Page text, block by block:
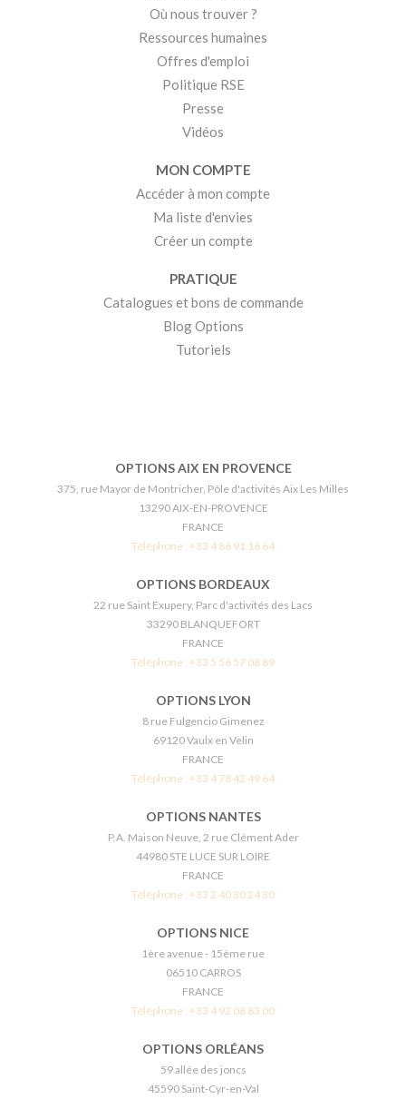
Où nous trouver ?
Ressources humaines
Offres d'emploi
Politique RSE
Presse
Vidéos
MON COMPTE
Accéder à mon compte
Ma liste d'envies
Créer un compte
PRATIQUE
Catalogues et bons de commande
Blog Options
Tutoriels
OPTIONS AIX EN PROVENCE
375, rue Mayor de Montricher, Pôle d'activités Aix Les Milles
13290 AIX-EN-PROVENCE
FRANCE
Téléphone : +33 4 86 91 16 64
OPTIONS BORDEAUX
22 rue Saint Exupery, Parc d'activités des Lacs
33290 BLANQUEFORT
FRANCE
Téléphone : +33 5 56 57 08 89
OPTIONS LYON
8 rue Fulgencio Gimenez
69120 Vaulx en Velin
FRANCE
Téléphone : +33 4 78 42 49 64
OPTIONS NANTES
P.A. Maison Neuve, 2 rue Clément Ader
44980 STE LUCE SUR LOIRE
FRANCE
Téléphone : +33 2 40 30 24 30
OPTIONS NICE
1ère avenue - 15ème rue
06510 CARROS
FRANCE
Téléphone : +33 4 92 08 83 00
OPTIONS ORLÉANS
59 allée des joncs
45590 Saint-Cyr-en-Val